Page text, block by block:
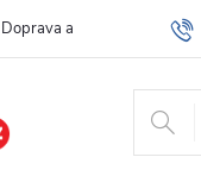
Doprava a platba